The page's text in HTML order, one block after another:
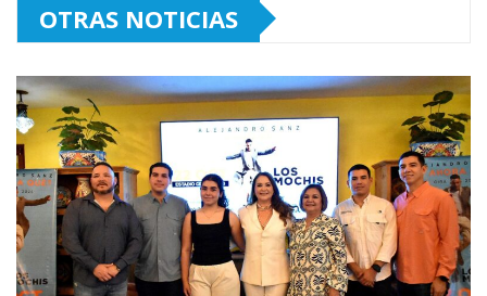
OTRAS NOTICIAS